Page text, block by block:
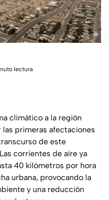
lectura
climático a la región
primeras afectaciones
de este
corrientes de aire ya
40 kilómetros por hora
urbana, provocando la
y una reducción